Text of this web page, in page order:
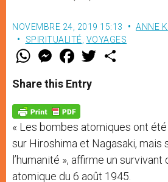
NOVEMBRE 24, 2019 15:13
ANNE
SPIRITUALITÉ VOYAGES
W
t
s
p
p
M
e
s
e
g
e
r
F
a
e
b
o
k
w
Share this Entry
« Les bombes atomiques ont
sur Hiroshima et Nagasaki, mais
l’humanité », affirme un survivant
atomique du 6 août 1945.